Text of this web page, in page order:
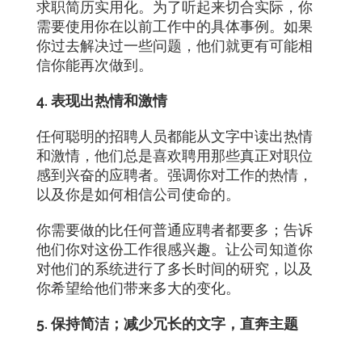
求职简历实用化。为了听起来切合实际，你
需要使用你在以前工作中的具体事例。如果
你过去解决过一些问题，他们就更有可能相
信你能再次做到。
4. 表现出热情和激情
任何聪明的招聘人员都能从文字中读出热情
和激情，他们总是喜欢聘用那些真正对职位
感到兴奋的应聘者。强调你对工作的热情，
以及你是如何相信公司使命的。
你需要做的比任何普通应聘者都要多；告诉
他们你对这份工作很感兴趣。让公司知道你
对他们的系统进行了多长时间的研究，以及
你希望给他们带来多大的变化。
5. 保持简洁；减少冗长的文字，直奔主题